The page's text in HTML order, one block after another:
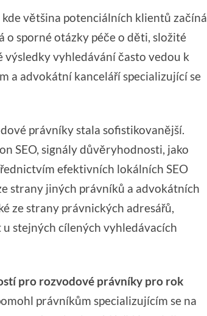
většina potenciálních klientů začíná
o sporné otázky péče o děti, složité
vyhledávání často vedou k
a advokátní kanceláří specializující se
právníky stala sofistikovanější.
SEO, signály důvěryhodnosti, jako
efektivních lokálních SEO
strany jiných právníků a advokátních
ze strany právnických adresářů,
stejných cílených vyhledávacích
pro rozvodové právníky pro rok
právníkům specializujícím se na